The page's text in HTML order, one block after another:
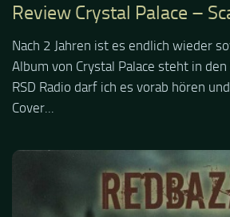
Review Crystal Palace –
Nach 2 Jahren ist es endlich wieder
Album von Crystal Palace steht in
RSD Radio darf ich es vorab hören
Cover...